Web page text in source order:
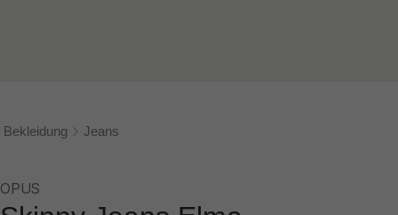
Bekleidung Jeans
OPUS